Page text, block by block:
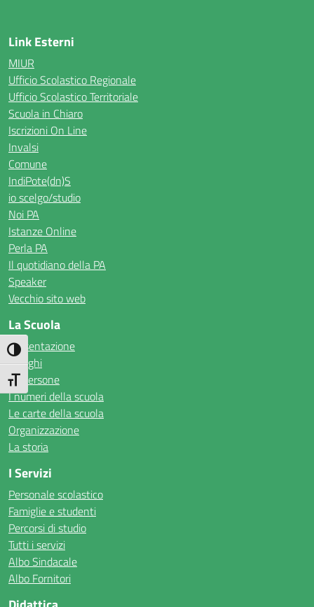
Attiva/disattiva alto contrasto
Attiva/disattiva dimensione testo
Link Esterni
MIUR
Ufficio Scolastico Regionale
Ufficio Scolastico Territoriale
Scuola in Chiaro
Iscrizioni On Line
Invalsi
Comune
IndiPote(dn)S
io scelgo/studio
Noi PA
Istanze Online
Perla PA
Il quotidiano della PA
Speaker
Vecchio sito web
La Scuola
Presentazione
I luoghi
Le persone
I numeri della scuola
Le carte della scuola
Organizzazione
La storia
I Servizi
Personale scolastico
Famiglie e studenti
Percorsi di studio
Tutti i servizi
Albo Sindacale
Albo Fornitori